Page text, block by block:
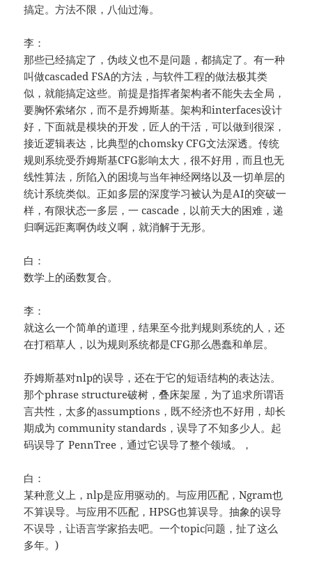
搞定。方法不限，八仙过海。
李：
那些已经搞定了，伪歧义也不是问题，都搞定了。有一种
叫做cascaded FSA的方法，与软件工程的做法极其类
似，就能搞定这些。前提是指挥者架构者不能失去全局，
要胸怀索绪尔，而不是乔姆斯基。架构和interfaces设计
好，下面就是模块的开发，匠人的干活，可以做到很深，
接近逻辑表达，比典型的chomsky CFG文法深透。传统
规则系统受乔姆斯基CFG影响太大，很不好用，而且也无
线性算法，所陷入的困境与当年神经网络以及一切单层的
统计系统类似。正如多层的深度学习被认为是AI的突破一
样，有限状态一多层，一 cascade，以前天大的困难，递
归啊远距离啊伪歧义啊，就消解于无形。
白：
数学上的函数复合。
李：
就这么一个简单的道理，结果至今批判规则系统的人，还
在打稻草人，以为规则系统都是CFG那么愚蠢和单层。
乔姆斯基对nlp的误导，还在于它的短语结构的表达法。
那个phrase structure破树，叠床架屋，为了追求所谓语
言共性，太多的assumptions，既不经济也不好用，却长
期成为 community standards，误导了不知多少人。起
码误导了 PennTree，通过它误导了整个领域。，
白：
某种意义上，nlp是应用驱动的。与应用匹配，Ngram也
不算误导。与应用不匹配，HPSG也算误导。抽象的误导
不误导，让语言学家掐去吧。一个topic问题，扯了这么
多年。)